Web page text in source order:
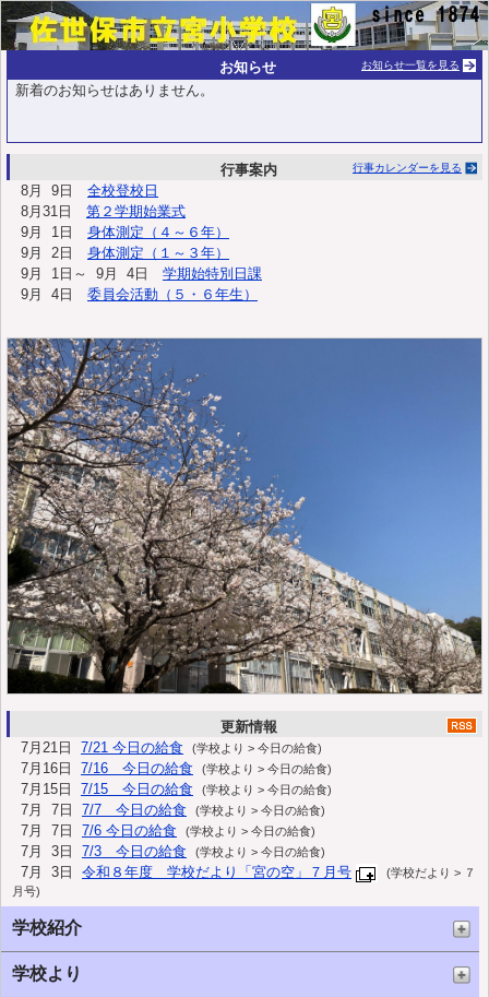
お知らせ お知らせ一覧を見る
新着のお知らせはありません。
行事案内 行事カレンダーを見る
8月 9日 全校登校日
8月31日 第２学期始業式
9月 1日 身体測定（４～６年）
9月 2日 身体測定（１～３年）
9月 1日～ 9月 4日 学期始特別日課
9月 4日 委員会活動（５・６年生）
更新情報
7月21日 7/21 今日の給食 (学校より > 今日の給食)
7月16日 7/16 今日の給食 (学校より > 今日の給食)
7月15日 7/15 今日の給食 (学校より > 今日の給食)
7月 7日 7/7 今日の給食 (学校より > 今日の給食)
7月 7日 7/6 今日の給食 (学校より > 今日の給食)
7月 3日 7/3 今日の給食 (学校より > 今日の給食)
7月 3日 令和８年度 学校だより「宮の空」７月号 (学校だより > ７
月号)
7月 2日
6月26日6/26 今日の給食 (学校より > 今日の給食)
学校紹介
学校より